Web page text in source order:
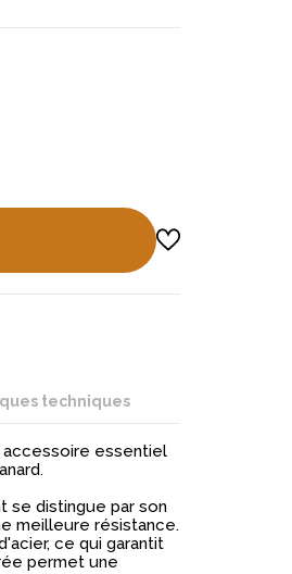
techniques
essentiel
se distingue par son
meilleure résistance.
ce qui garantit
permet une